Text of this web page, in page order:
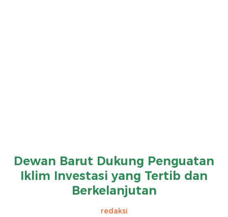
Dewan Barut Dukung Penguatan
Iklim Investasi yang Tertib dan
Berkelanjutan
redaksi